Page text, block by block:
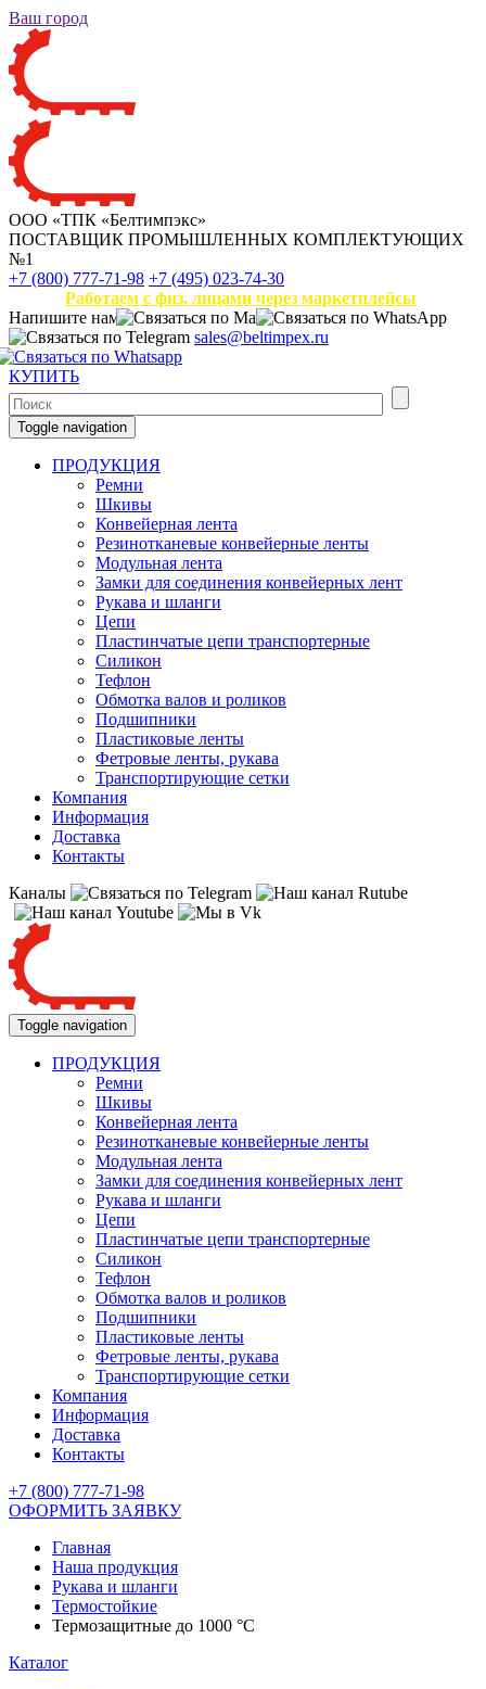
Ваш город
ООО «ТПК «Белтимпэкс»
ПОСТАВЩИК ПРОМЫШЛЕННЫХ КОМПЛЕКТУЮЩИХ
№1
+7 (800) 777-71-98 +7 (495) 023-74-30
Работаем с физ. лицами через маркетплейсы
Напишите нам
sales@beltimpex.ru
КУПИТЬ
Toggle navigation
ПРОДУКЦИЯ
Ремни
Шкивы
Конвейерная лента
Резинотканевые конвейерные ленты
Модульная лента
Замки для соединения конвейерных лент
Рукава и шланги
Цепи
Пластинчатые цепи транспортерные
Силикон
Тефлон
Обмотка валов и роликов
Подшипники
Пластиковые ленты
Фетровые ленты, рукава
Транспортирующие сетки
Компания
Информация
Доставка
Контакты
Каналы
Toggle navigation
ПРОДУКЦИЯ
Ремни
Шкивы
Конвейерная лента
Резинотканевые конвейерные ленты
Модульная лента
Замки для соединения конвейерных лент
Рукава и шланги
Цепи
Пластинчатые цепи транспортерные
Силикон
Тефлон
Обмотка валов и роликов
Подшипники
Пластиковые ленты
Фетровые ленты, рукава
Транспортирующие сетки
Компания
Информация
Доставка
Контакты
+7 (800) 777-71-98
ОФОРМИТЬ ЗАЯВКУ
Главная
Наша продукция
Рукава и шланги
Термостойкие
Термозащитные до 1000 °C
Каталог